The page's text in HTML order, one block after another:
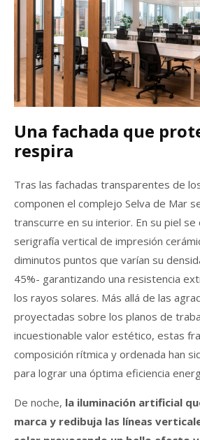
Una fachada que
respira
Tras las fachadas transparentes de
componen el complejo Selva de Mar
transcurre en su interior. En su piel se
serigrafía vertical de impresión
diminutos puntos que varían su
45%- garantizando una resistencia
los rayos solares. Más allá de las
proyectadas sobre los planos de
incuestionable valor estético, estas
composición rítmica y ordenada han
para lograr una óptima eficiencia
De noche, la iluminación artificial
marca y redibuja las líneas